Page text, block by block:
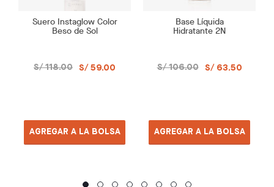
Suero Instaglow Color
Beso de Sol
S/ 118.00 S/ 59.00
AGREGAR A LA BOLSA
Base Líquida
Hidratante 2N
S/ 106.00 S/ 63.50
AGREGAR A LA BOLSA